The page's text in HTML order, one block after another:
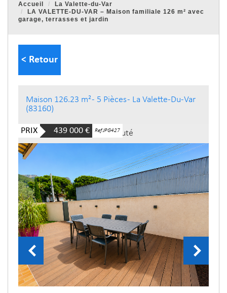
Accueil
La Valette-du-Var
LA VALETTE-DU-VAR – Maison familiale 126 m² avec
garage, terrasses et jardin
< Retour
Maison 126.23 m² - 5 Pièces - La Valette-Du-Var
(83160)
PRIX 439 000 € Ref JPG427
Nouveauté